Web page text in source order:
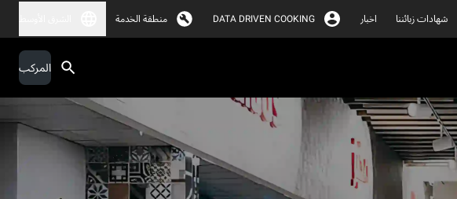
شهادات زبائننا اخبار DATA DRIVEN COOKING منطقة الخدمة
المركب